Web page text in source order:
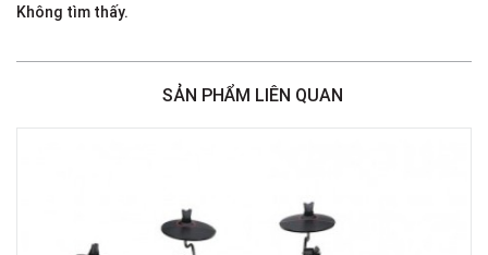
Không tìm thấy.
SẢN PHẨM LIÊN QUAN